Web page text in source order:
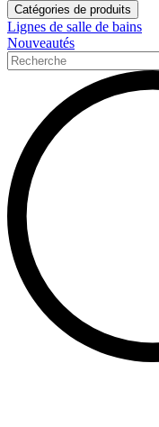
Catégories de produits
Lignes de salle de bains
Nouveautés